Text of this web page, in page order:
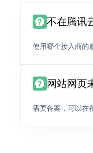
不在腾讯
使用哪个接入商的
网站网页
需要备案，可以在